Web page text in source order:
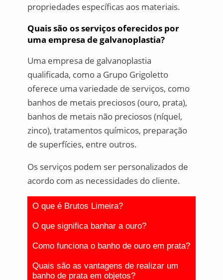
propriedades específicas aos materiais.
Quais são os serviços oferecidos por
uma empresa de galvanoplastia?
Uma empresa de galvanoplastia
qualificada, como a Grupo Grigoletto
oferece uma variedade de serviços, como
banhos de metais preciosos (ouro, prata),
banhos de metais não preciosos (níquel,
zinco), tratamentos químicos, preparação
de superfícies, entre outros.
Os serviços podem ser personalizados de
acordo com as necessidades do cliente.
O que é Brutos Limeira?
O que significa banhar a ouro?
Como funciona o banho de ouro em prata?
Quais são as vantagens de realizar um
banho de prata em objetos?